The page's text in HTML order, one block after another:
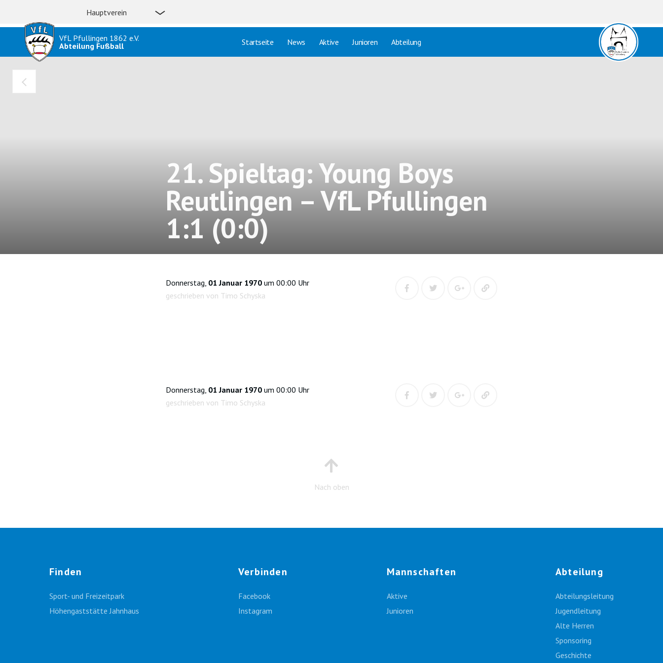
VfL Pfullingen 1862 e.V.
Abteilung Fußball
Hauptverein
Startseite News Aktive Junioren Abteilung
21. Spieltag: Young Boys
Reutlingen – VfL Pfullingen
1:1 (0:0)
Donnerstag, 01 Januar 1970 um 00:00 Uhr
geschrieben von Timo Schyska
Donnerstag, 01 Januar 1970 um 00:00 Uhr
geschrieben von Timo Schyska
Nach oben
Finden
Sport- und Freizeitpark
Höhengaststätte Jahnhaus
Verbinden
Facebook
Instagram
Mannschaften
Aktive
Junioren
Abteilung
Abteilungsleitung
Jugendleitung
Alte Herren
Sponsoring
Geschichte